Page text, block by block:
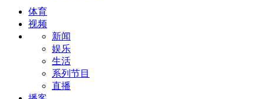
体育
视频
新闻
娱乐
生活
系列节目
直播